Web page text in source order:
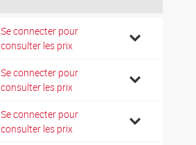
Se connecter pour
consulter les prix
Se connecter pour
consulter les prix
Se connecter pour
consulter les prix